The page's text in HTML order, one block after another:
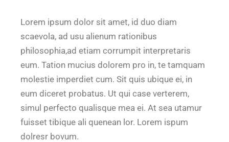
Lorem ipsum dolor sit amet, id duo diam
scaevola, ad usu alienum rationibus
philosophia,ad etiam corrumpit interpretaris
eum. Tation mucius dolorem pro in, te tamquam
molestie imperdiet cum. Sit quis ubique ei, in
eum diceret probatus. Ut qui case verterem,
simul perfecto qualisque mea ei. At sea utamur
fuisset tibique ali quenean lor. Lorem ispum
dolresr bovum.